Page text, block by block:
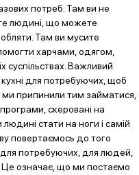
потреб. Там ви не
людині, що можете
Там ви мусите
харчами, одягом,
суспільствах. Важливий
для потребуючих, щоб
припинили тим займатися,
скеровані на
стати на ноги і самій
повертаємось до того
для потребуючих, для людей,
Це означає, що ми постаємо